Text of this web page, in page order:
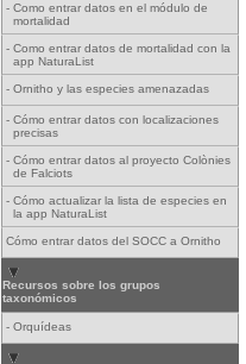
- Como entrar datos en el módulo de
mortalidad
- Como entrar datos de mortalidad con la
app NaturaList
- Ornitho y las especies amenazadas
- Cómo entrar datos con localizaciones
precisas
- Cómo entrar datos al proyecto Colònies
de Falciots
- Cómo actualizar la lista de especies en
la app NaturaList
Cómo entrar datos del SOCC a Ornitho
Recursos sobre los grupos
taxonómicos
- Orquídeas